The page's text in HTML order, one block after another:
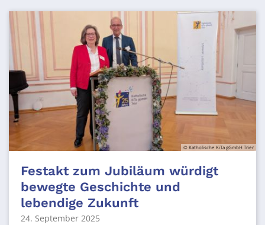
© Katholische KiTa gGmbH Trier
Festakt zum Jubiläum würdigt
bewegte Geschichte und
lebendige Zukunft
24. September 2025